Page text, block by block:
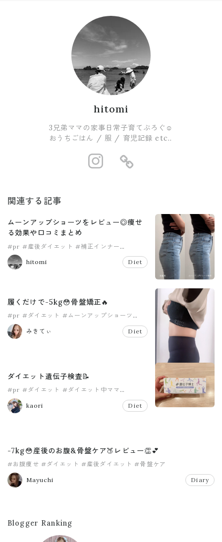
hitomi
3兄弟ママの家事日常子育てぶろぐ☺︎
おうちごはん / 服 / 育児記録 etc..
https://
関連する記事
ムーンアップショーツをレビュー◎痩せ
る効果や口コミまとめ
#pr #産後ダイエット #補正インナー
#骨盤ケア
hitomi
Diet
履くだけで-5kg😳骨盤矯正🔥
#pr #ダイエット #ムーンアップショーツ
#産後
みきてぃ
Diet
ダイエット遺伝子検査📝
#pr #ダイエット #ダイエット中ママ
#産後ダイエット
kaori
Diet
-7kg😳産後のお腹&骨盤ケア🍑レビュー👏💕
#お腹痩せ #ダイエット #産後ダイエット #骨盤ケア
Mayuchi Diary
Blogger Ranking